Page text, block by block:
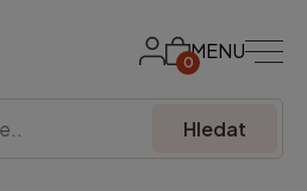
0MENU
Hledat